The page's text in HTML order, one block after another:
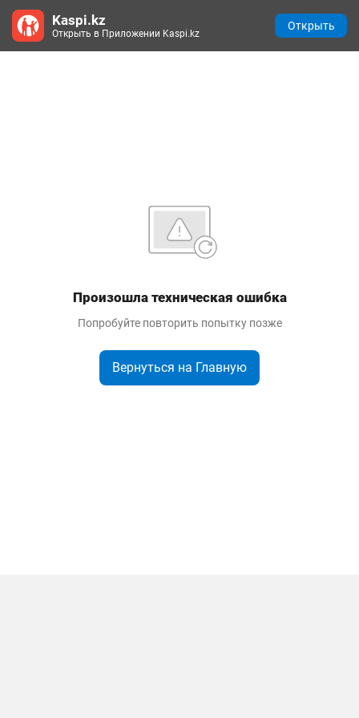
Произошла техническая ошибка
Попробуйте повторить попытку позже
Вернуться на Главную
Kaspi.kz
Открыть в Приложении Kaspi.kz
Открыть